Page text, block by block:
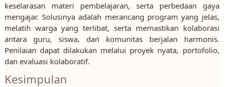
keselarasan materi pembelajaran, serta perbedaan gaya
mengajar. Solusinya adalah merancang program yang jelas,
melatih warga yang terlibat, serta memastikan kolaborasi
antara guru, siswa, dan komunitas berjalan harmonis.
Penilaian dapat dilakukan melalui proyek nyata, portofolio,
dan evaluasi kolaboratif.
Kesimpulan